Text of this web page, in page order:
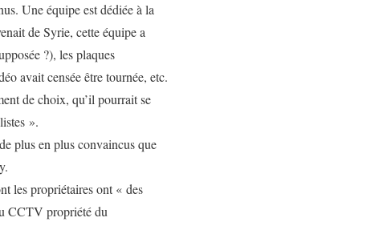
Une équipe est dédiée à la
de Syrie, cette équipe a
?), les plaques
avait censée être tournée, etc.
de choix, qu’il pourrait se
».
plus en plus convaincus que
les propriétaires ont « des
CCTV propriété du